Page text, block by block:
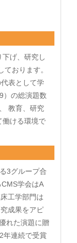
げ、研究し
おります。
表として学
）の総演題数
教育、研究
働ける環境で
3グループ合
学会はA
工学部門は
成果をアピ
れた演題に贈
年連続で受賞